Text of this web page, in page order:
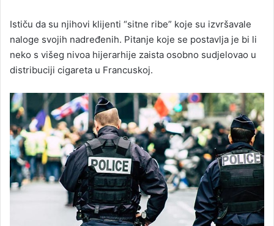
Ističu da su njihovi klijenti “sitne ribe” koje su izvršavale
naloge svojih nadređenih. Pitanje koje se postavlja je bi li
neko s višeg nivoa hijerarhije zaista osobno sudjelovao u
distribuciji cigareta u Francuskoj.